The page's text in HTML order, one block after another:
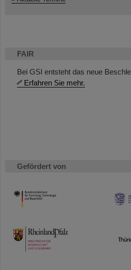
FAIR
Bei GSI entsteht das neue
Erfahren Sie mehr.
Gefördert von
HMWK
TMWWDG